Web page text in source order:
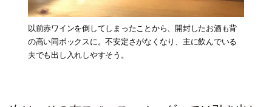
以前赤ワインを倒してしまったことから、開封したお酒も背
の高い同ボックスに。不安定さがなくなり、主に飲んでいる
夫でも出し入れしやすそう。